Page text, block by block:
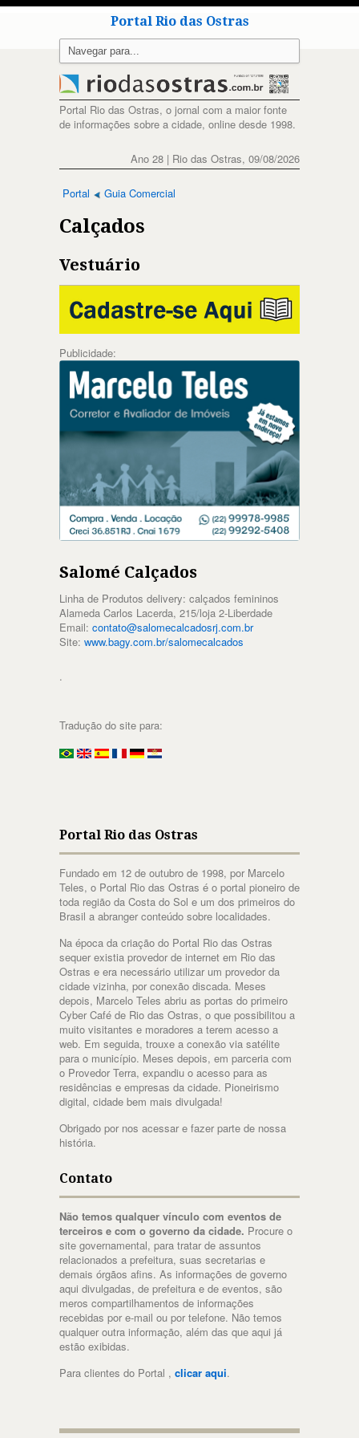
Portal Rio das Ostras
Portal Rio das Ostras, o jornal com a maior fonte
de informações sobre a cidade, online desde 1998.
Ano 28 | Rio das Ostras, 09/08/2026
Portal Guia Comercial
Calçados
Vestuário
Publicidade:
Salomé Calçados
Linha de Produtos delivery: calçados femininos
Alameda Carlos Lacerda, 215/loja 2-Liberdade
Email: contato@salomecalcadosrj.com.br
Site: www.bagy.com.br/salomecalcados
.
Tradução do site para:
Portal Rio das Ostras
Fundado em 12 de outubro de 1998, por Marcelo
Teles, o Portal Rio das Ostras é o portal pioneiro de
toda região da Costa do Sol e um dos primeiros do
Brasil a abranger conteúdo sobre localidades.
Na época da criação do Portal Rio das Ostras
sequer existia provedor de internet em Rio das
Ostras e era necessário utilizar um provedor da
cidade vizinha, por conexão discada. Meses
depois, Marcelo Teles abriu as portas do primeiro
Cyber Café de Rio das Ostras, o que possibilitou a
muito visitantes e moradores a terem acesso a
web. Em seguida, trouxe a conexão via satélite
para o município. Meses depois, em parceria com
o Provedor Terra, expandiu o acesso para as
residências e empresas da cidade. Pioneirismo
digital, cidade bem mais divulgada!
Obrigado por nos acessar e fazer parte de nossa
história.
Contato
Não temos qualquer vínculo com eventos de
terceiros e com o governo da cidade. Procure o
site governamental, para tratar de assuntos
relacionados a prefeitura, suas secretarias e
demais órgãos afins. As informações de governo
aqui divulgadas, de prefeitura e de eventos, são
meros compartilhamentos de informações
recebidas por e-mail ou por telefone. Não temos
qualquer outra informação, além das que aqui já
estão exibidas.
Para clientes do Portal , clicar aqui.